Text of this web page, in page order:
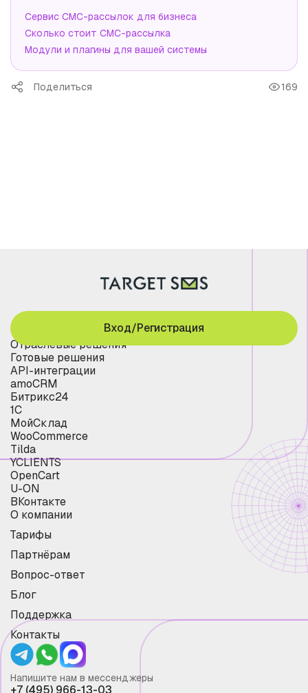
Сервис СМС-рассылок для бизнеса
Сколько стоит СМС-рассылка
Модули и плагины для вашей системы
Поделиться 169
Отраслевые решения
Готовые решения
API-интеграции
amoCRM
Битрикс24
1С
МойСклад
WooCommerce
Tilda
YCLIENTS
OpenCart
U-ON
ВКонтакте
О компании
Тарифы
Партнёрам
Вопрос-ответ
Блог
Поддержка
Контакты
Вход/Регистрация
Напишите нам в мессенджеры
+7 (495) 966-13-03